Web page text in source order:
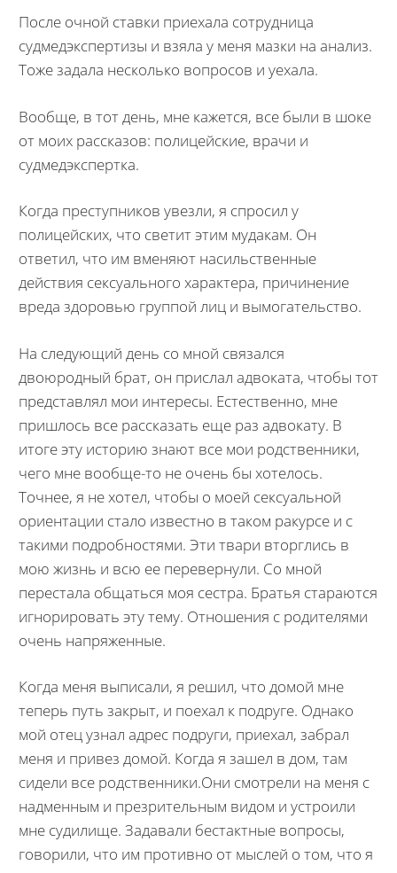
После очной ставки приехала сотрудница
судмедэкспертизы и взяла у меня мазки на анализ.
Тоже задала несколько вопросов и уехала.
Вообще, в тот день, мне кажется, все были в шоке
от моих рассказов: полицейские, врачи и
судмедэкспертка.
Когда преступников увезли, я спросил у
полицейских, что светит этим мудакам. Он
ответил, что им вменяют насильственные
действия сексуального характера, причинение
вреда здоровью группой лиц и вымогательство.
На следующий день со мной связался
двоюродный брат, он прислал адвоката, чтобы тот
представлял мои интересы. Естественно, мне
пришлось все рассказать еще раз адвокату. В
итоге эту историю знают все мои родственники,
чего мне вообще-то не очень бы хотелось.
Точнее, я не хотел, чтобы о моей сексуальной
ориентации стало известно в таком ракурсе и с
такими подробностями. Эти твари вторглись в
мою жизнь и всю ее перевернули. Со мной
перестала общаться моя сестра. Братья стараются
игнорировать эту тему. Отношения с родителями
очень напряженные.
Когда меня выписали, я решил, что домой мне
теперь путь закрыт, и поехал к подруге. Однако
мой отец узнал адрес подруги, приехал, забрал
меня и привез домой. Когда я зашел в дом, там
сидели все родственники.Они смотрели на меня с
надменным и презрительным видом и устроили
мне судилище. Задавали бестактные вопросы,
говорили, что им противно от мыслей о том, что я